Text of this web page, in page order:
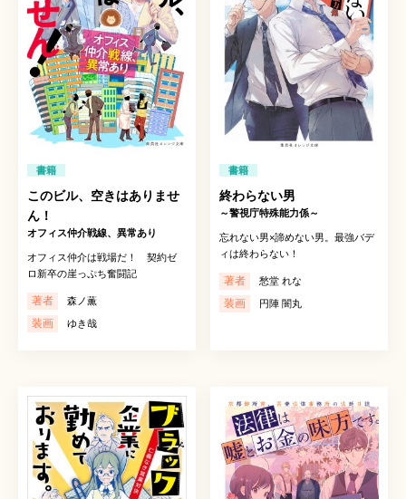
書籍
このビル、空きはありませ
ん！
オフィス仲介戦線、異常あり
オフィス仲介は戦場だ！ 契約ゼ
ロ新卒の崖っぷち奮闘記
著者 森ノ薫
装画 ゆき哉
書籍
終わらない男
～警視庁特殊能力係～
忘れない男×諦めない男。最強バデ
ィは終わらない！
著者 愁堂 れな
装画 円陣 闇丸